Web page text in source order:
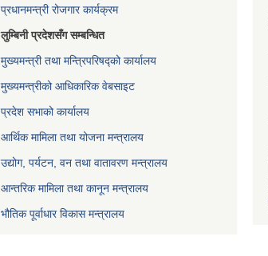
प्रधानमन्त्री रोजगार कार्यक्रम
लुम्बिनी प्रदेशसँग सम्बन्धित
मुख्यमन्त्री तथा मन्त्रिपरिषद्को कार्यालय
मुख्यमन्त्रीको आधिकारिक वेबसाइट
प्रदेश सभाको कार्यालय
आर्थिक मामिला तथा योजना मन्त्रालय
उद्योग, पर्यटन, वन तथा वातावरण मन्त्रालय
आन्तरिक मामिला तथा कानून मन्त्रालय
भौतिक पूर्वाधार विकास मन्त्रालय